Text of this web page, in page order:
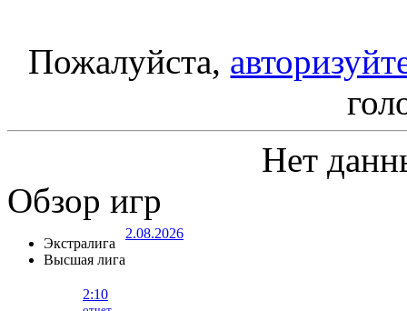
Пожалуйста,
Нет
Обзор игр
Экстралига
Высшая лига
2.08.2026
2:10